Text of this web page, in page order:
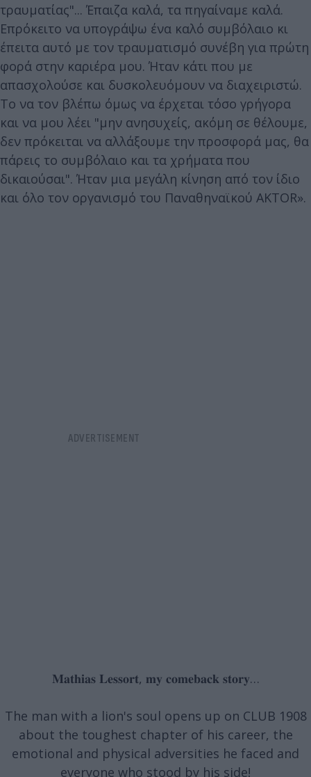
τραυματίας"... Έπαιζα καλά, τα πηγαίναμε καλά.
Επρόκειτο να υπογράψω ένα καλό συμβόλαιο κι
έπειτα αυτό με τον τραυματισμό συνέβη για πρώτη
φορά στην καριέρα μου. Ήταν κάτι που με
απασχολούσε και δυσκολευόμουν να διαχειριστώ.
Το να τον βλέπω όμως να έρχεται τόσο γρήγορα
και να μου λέει "μην ανησυχείς, ακόμη σε θέλουμε,
δεν πρόκειται να αλλάξουμε την προσφορά μας, θα
πάρεις το συμβόλαιο και τα χρήματα που
δικαιούσαι". Ήταν μια μεγάλη κίνηση από τον ίδιο
και όλο τον οργανισμό του Παναθηναϊκού AKTOR».
𝐌𝐚𝐭𝐡𝐢𝐚𝐬 𝐋𝐞𝐬𝐬𝐨𝐫𝐭, 𝐦𝐲 𝐜𝐨𝐦𝐞𝐛𝐚𝐜𝐤 𝐬𝐭𝐨𝐫𝐲…
The man with a lion's soul opens up on CLUB 1908
about the toughest chapter of his career, the
emotional and physical adversities he faced and
everyone who stood by his side!